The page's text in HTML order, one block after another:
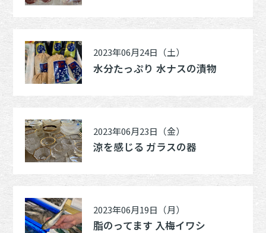
2023年06月24日（土）
水分たっぷり 水ナスの漬物
2023年06月23日（金）
涼を感じる ガラスの器
2023年06月19日（月）
脂のってます 入梅イワシ